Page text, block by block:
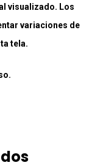
visualizado. Los
variaciones de
tela.